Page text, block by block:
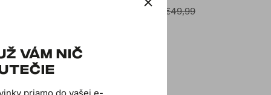
VÁM NIČ
Sale
Regular
€49,99